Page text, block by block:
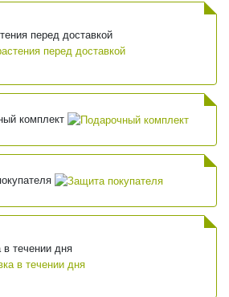
перед доставкой
комплект
в течении дня